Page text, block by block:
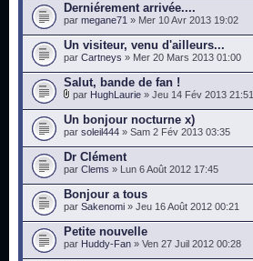
Derniérement arrivée....
par megane71 » Mer 10 Avr 2013 19:02
Un visiteur, venu d'ailleurs...
par Cartneys » Mer 20 Mars 2013 01:00
Salut, bande de fan !
par HughLaurie » Jeu 14 Fév 2013 21:51
Un bonjour nocturne x)
par soleil444 » Sam 2 Fév 2013 03:35
Dr Clément
par Clems » Lun 6 Août 2012 17:45
Bonjour a tous
par Sakenomi » Jeu 16 Août 2012 00:21
Petite nouvelle
par Huddy-Fan » Ven 27 Juil 2012 00:28